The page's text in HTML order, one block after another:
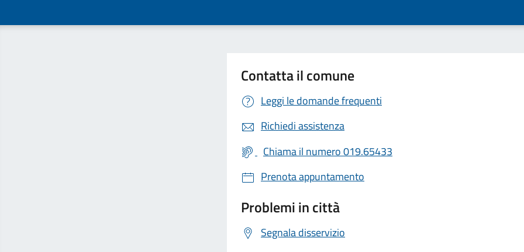
Contatta il comune
Leggi le domande frequenti
Richiedi assistenza
Chiama il numero 019.65433
Prenota appuntamento
Problemi in città
Segnala disservizio